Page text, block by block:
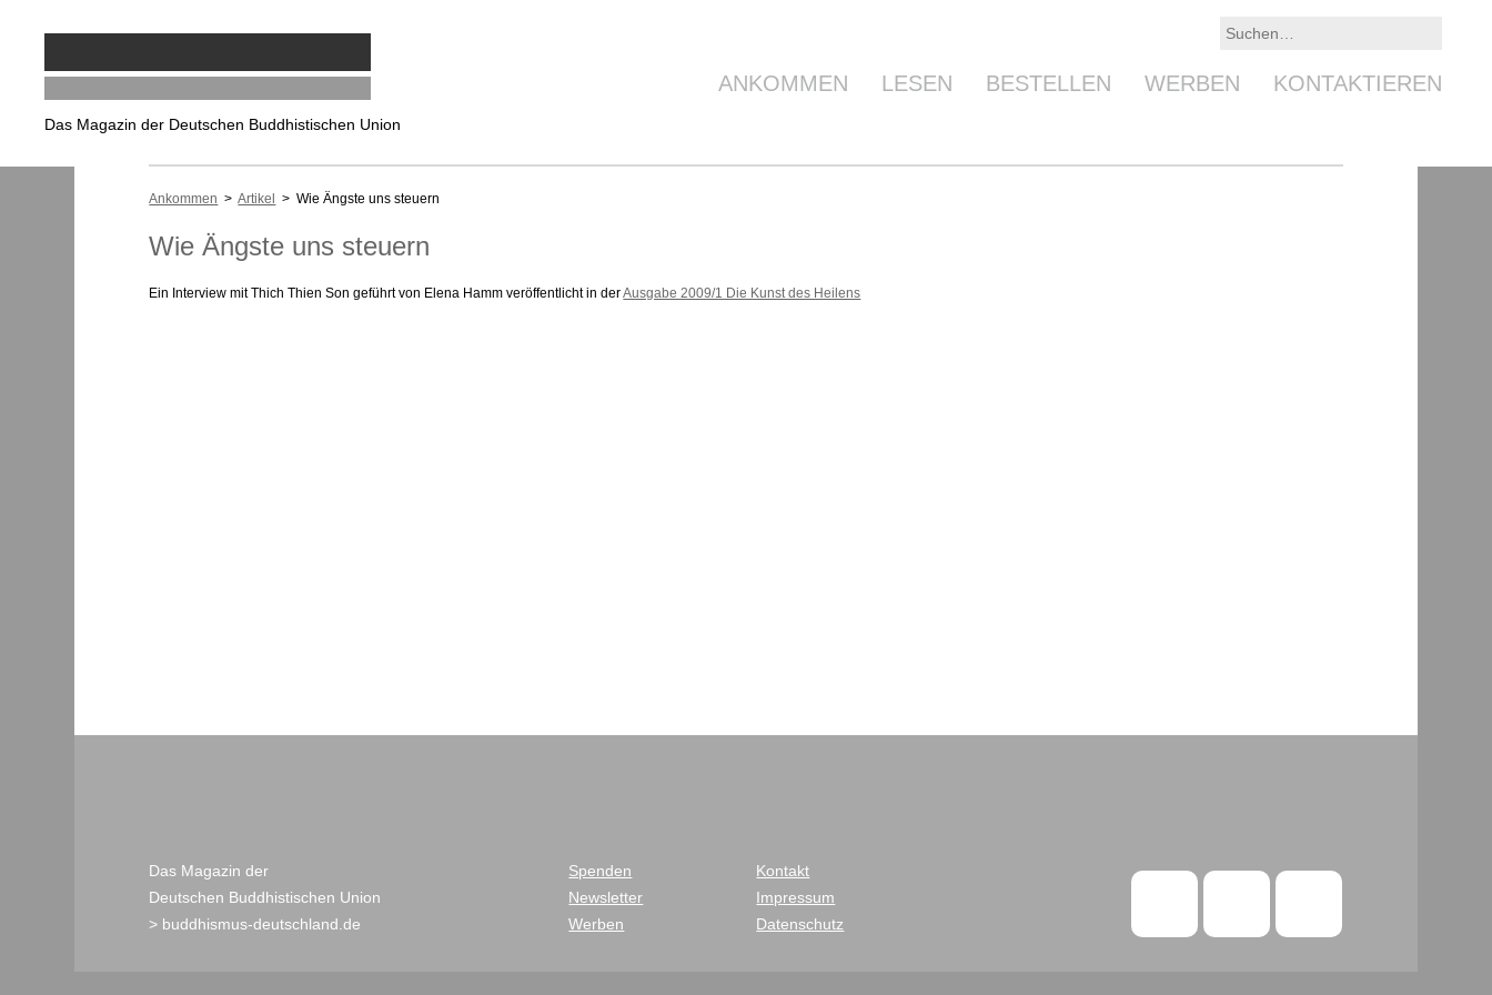
Das Magazin der Deutschen Buddhistischen Union
ANKOMMEN LESEN BESTELLEN WERBEN KONTAKTIEREN
Ankommen >Artikel > Wie Ängste uns steuern
Wie Ängste uns steuern
Ein Interview mit Thich Thien Son geführt von Elena Hamm veröffentlicht in derAusgabe 2009/1 Die Kunst des Heilens
Das Magazin der
Deutschen Buddhistischen Union
> buddhismus-deutschland.de
Spenden
Newsletter
Werben
Kontakt
Impressum
Datenschutz